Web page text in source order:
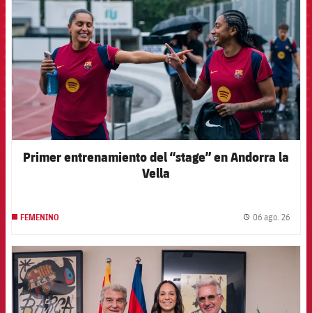
Primer entrenamiento del “stage” en Andorra la
Vella
FEMENINO 06 ago. 26
FCB Barcelona badge